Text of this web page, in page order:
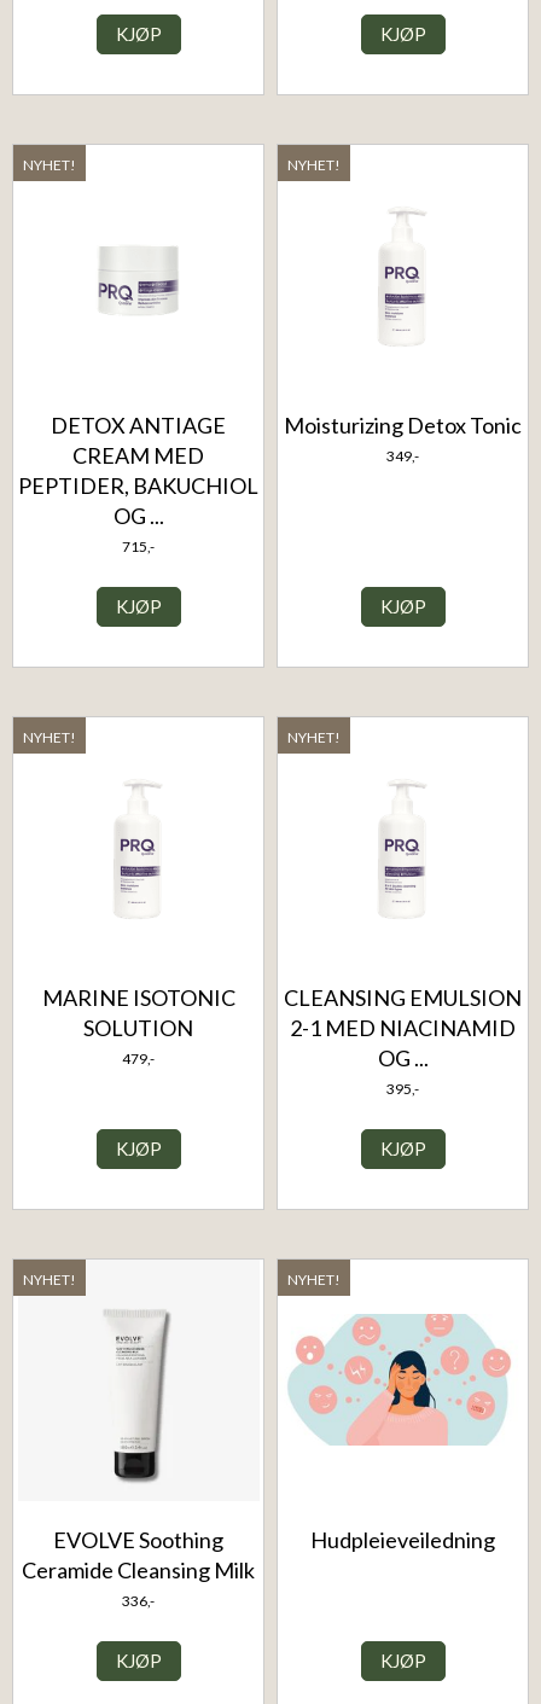
KJØP KJØP
NYHET!
DETOX ANTIAGE
CREAM MED
PEPTIDER, BAKUCHIOL
OG ...
715,-
KJØP
NYHET!
Moisturizing Detox Tonic
349,-
KJØP
NYHET!
MARINE ISOTONIC
SOLUTION
479,-
KJØP
NYHET!
CLEANSING EMULSION
2-1 MED NIACINAMID
OG ...
395,-
KJØP
NYHET!
EVOLVE Soothing
Ceramide Cleansing Milk
336,-
KJØP
NYHET!
Hudpleieveiledning
KJØP